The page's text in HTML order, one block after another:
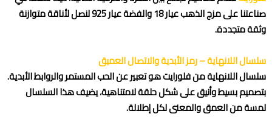
اطلب المنتج
صناعتنا على مزج الذهب عيار 18 والفضة عيار 925 لنصل لأناقة متوازنة
وثقة متجددة.
سلسال اللانهاية – رمز الأبدية والاتصال العميق
سلسال اللانهاية من فلورايت هو تعبير عن الحب المستمر والروابط الأبدية.
بتصميم بسيط وأنيق على شكل حلقة لامتناهية، يضيف هذا السلسال
لمسة من العمق والمعنى لكل إطلالة.